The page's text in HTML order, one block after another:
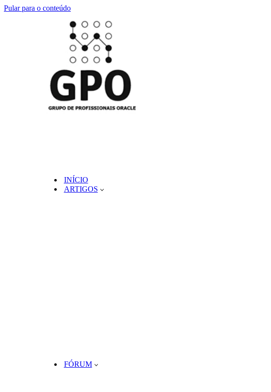
Pular para o conteúdo
INÍCIO
ARTIGOS
FÓRUM